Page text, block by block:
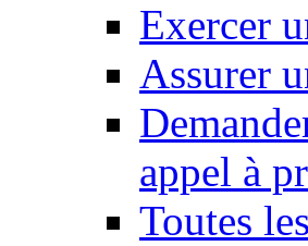
Exercer
Assurer
appel à
Toutes